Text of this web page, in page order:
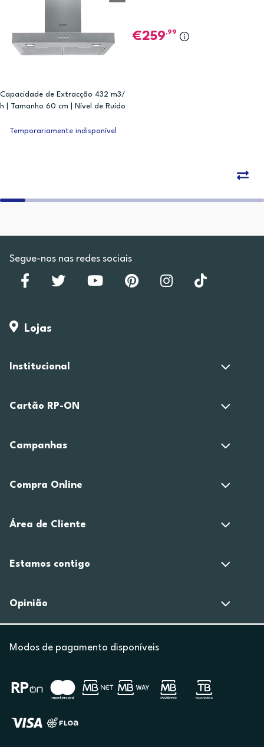
Capacidade de Extracção 432 m3/
h | Tamanho 60 cm | Nível de Ruído
259,99
Temporariamente indisponível
Segue-nos nas redes sociais
Lojas
Institucional
Cartão RP-ON
Campanhas
Compra Online
Área de Cliente
Estamos contigo
Opinião
Modos de pagamento disponíveis